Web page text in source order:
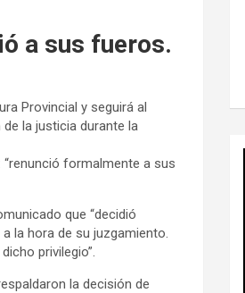
a sus fueros.
Provincial y seguirá al
la justicia durante la
“renunció formalmente a sus
que “decidió
la hora de su juzgamiento.
privilegio”.
la decisión de